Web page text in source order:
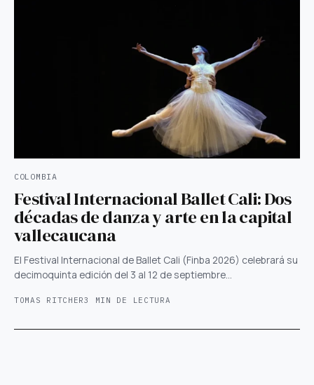
COLOMBIA
Festival Internacional Ballet Cali: Dos
décadas de danza y arte en la capital
vallecaucana
El Festival Internacional de Ballet Cali (Finba 2026) celebrará su
decimoquinta edición del 3 al 12 de septiembre…
TOMAS RITCHER3 MIN DE LECTURA